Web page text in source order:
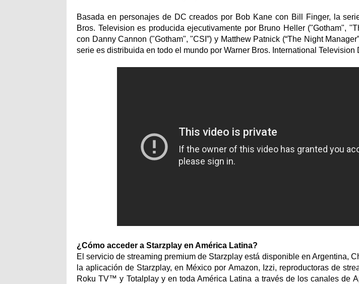
Basada en personajes de DC creados por Bob Kane con Bill Finger, la
Bros. Television es producida ejecutivamente por Bruno Heller ("Gotham",
con Danny Cannon ("Gotham", "CSI”) y Matthew Patnick (“The Night
serie es distribuida en todo el mundo por Warner Bros. International Television
¿Cómo acceder a Starzplay en América Latina?
El servicio de streaming premium de Starzplay está disponible en Argentina,
la aplicación de Starzplay, en México por Amazon, Izzi, reproductoras de
Roku TV™ y Totalplay y en toda América Latina a través de los canales de